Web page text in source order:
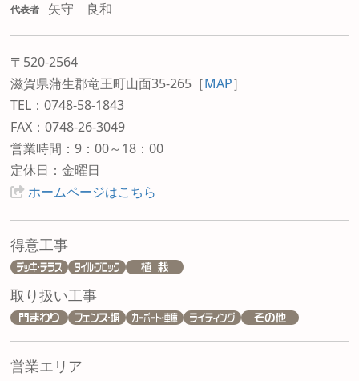
代表者 矢守 良和
〒520-2564
滋賀県蒲生郡竜王町山面35-265 ［MAP］
TEL：0748-58-1843
FAX：0748-26-3049
営業時間：9：00～18：00
定休日：金曜日
ホームページはこちら
得意工事
取り扱い工事
営業エリア